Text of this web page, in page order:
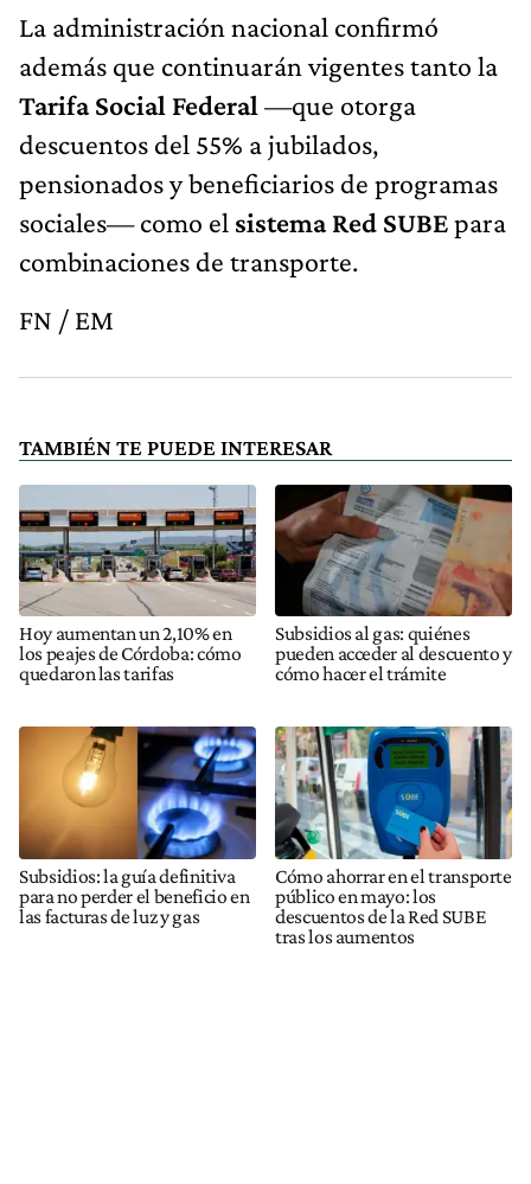
La administración nacional confirmó
además que continuarán vigentes tanto la
Tarifa Social Federal —que otorga
descuentos del 55% a jubilados,
pensionados y beneficiarios de programas
sociales— como el sistema Red SUBEpara
combinaciones de transporte.
FN / EM
TAMBIÉN TE PUEDE INTERESAR
Hoy aumentan un 2,10% en
los peajes de Córdoba: cómo
quedaron las tarifas
Subsidios al gas: quiénes
pueden acceder al descuento y
cómo hacer el trámite
Subsidios: la guía definitiva
para no perder el beneficio en
las facturas de luz y gas
Cómo ahorrar en el transporte
público en mayo: los
descuentos de la Red SUBE
tras los aumentos